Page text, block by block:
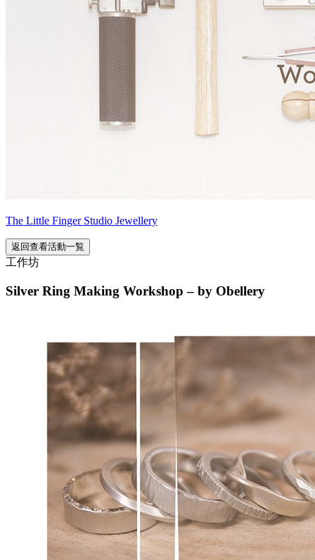
The Little Finger Studio Jewellery
返回查看活動一覧
工作坊
Silver Ring Making Workshop – by Obellery